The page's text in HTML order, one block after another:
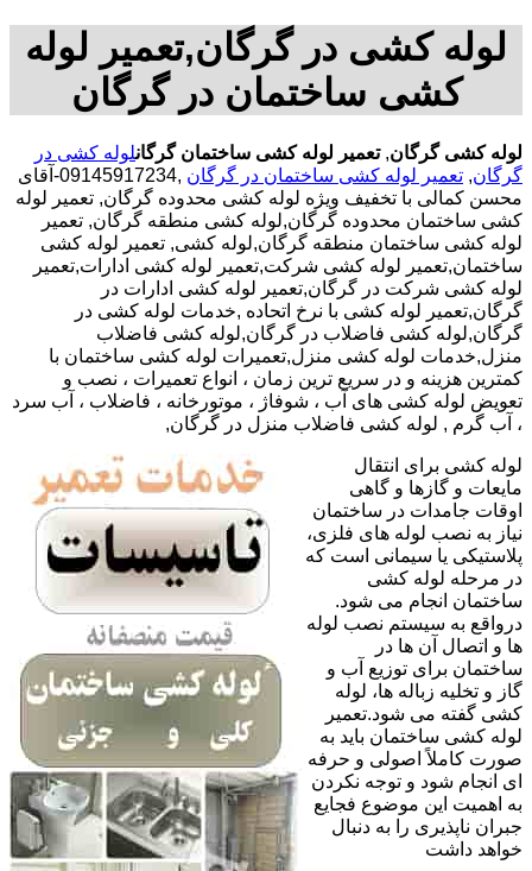
لوله کشی در گرگان,تعمیر لوله
کشی ساختمان در گرگان
لوله کشی گرگان,تعمیر لوله کشی ساختمان گرگانلوله کشی در
گرگان, تعمیر لوله کشی ساختمان در گرگان
,09145917234-آقای
محسن کمالی با تخفیف ویژه لوله کشی محدوده گرگان, تعمیر لوله
کشی ساختمان محدوده گرگان,لوله کشی منطقه گرگان, تعمیر
لوله کشی ساختمان منطقه گرگان,لوله کشی, تعمیر لوله کشی
ساختمان,تعمیر لوله کشی شرکت,تعمیر لوله کشی ادارات,تعمیر
لوله کشی شرکت در گرگان,تعمیر لوله کشی ادارات در
گرگان,تعمیر لوله کشی با نرخ اتحاده ,خدمات لوله کشی در
گرگان,لوله کشی فاضلاب در گرگان,لوله کشی فاضلاب
منزل,خدمات لوله کشی منزل,تعمیرات لوله کشی ساختمان با
کمترین هزینه و در سریع ترین زمان ، انواع تعمیرات ، نصب و
تعویض لوله کشی های آب ، شوفاژ ، موتورخانه ، فاضلاب ، آب سرد
، آب گرم , لوله کشی فاضلاب منزل در گرگان,
لوله کشی برای انتقال
مایعات و گازها و گاهی
اوقات جامدات در ساختمان
نیاز به نصب لوله های فلزی،
پلاستیکی یا سیمانی است که
در مرحله لوله کشی
ساختمان انجام می شود.
درواقع به سیستم نصب لوله
ها و اتصال آن ها در
ساختمان برای توزیع آب و
گاز و تخلیه زباله ها، لوله
کشی گفته می شود.تعمیر
لوله کشی ساختمان باید به
صورت کاملاً اصولی و حرفه
ای انجام شود و توجه نکردن
به اهمیت این موضوع فجایع
جبران ناپذیری را به دنبال
خواهد داشت